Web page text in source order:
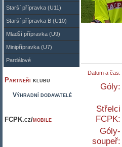
Starší přípravka (U11)
Starší přípravka B (U10)
Mladší přípravka (U9)
Minipřípravka (U7)
Pardálové
Partneři klubu
Výhradní dodavatelé
FCPK.cz/mobile
Datum a čas:
Góly:
Střelci
FCPK:
Góly-
soupeř: